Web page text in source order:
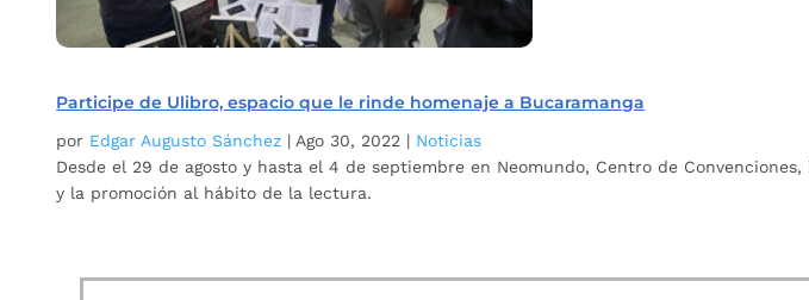
Participe de Ulibro, espacio que le rinde homenaje a Bucaramanga
por Edgar Augusto Sánchez | Ago 30, 2022 | Noticias
Desde el 29 de agosto y hasta el 4 de septiembre en Neomundo, Centro de
y la promoción al hábito de la lectura.